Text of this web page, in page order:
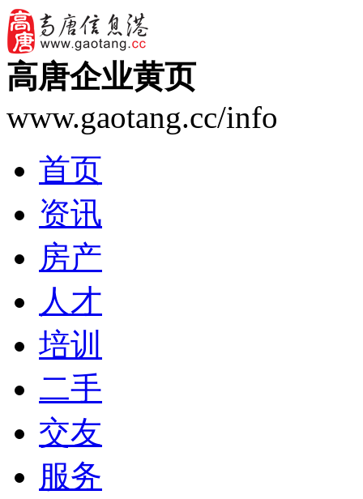
高唐企业黄页
www.gaotang.cc/info
首页
资讯
房产
人才
培训
二手
交友
服务